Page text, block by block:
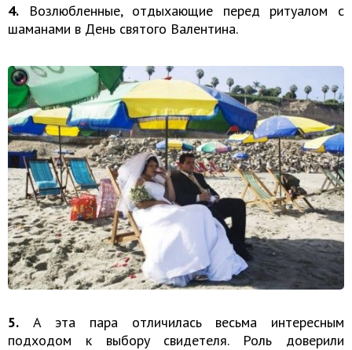
4. Возлюбленные, отдыхающие перед ритуалом с
шаманами в День святого Валентина.
5. А эта пара отличилась весьма интересным
подходом к выбору свидетеля. Роль доверили